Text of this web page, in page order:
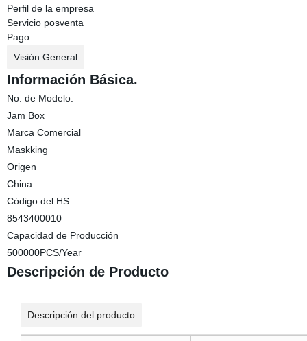
Perfil de la empresa
Servicio posventa
Pago
Visión General
Información Básica.
No. de Modelo.
Jam Box
Marca Comercial
Maskking
Origen
China
Código del HS
8543400010
Capacidad de Producción
500000PCS/Year
Descripción de Producto
Descripción del producto